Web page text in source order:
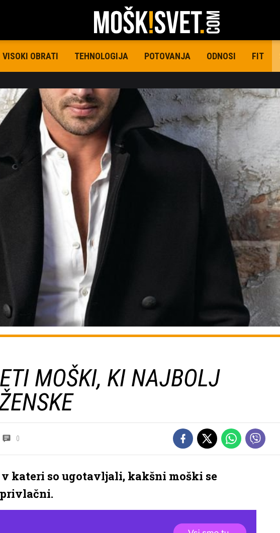
VISOKI OBRATI TEHNOLOGIJA POTOVANJA ODNOSI FIT
MOŠKI, KI NAJBOLJ
0
kateri so ugotavljali, kakšni moški se